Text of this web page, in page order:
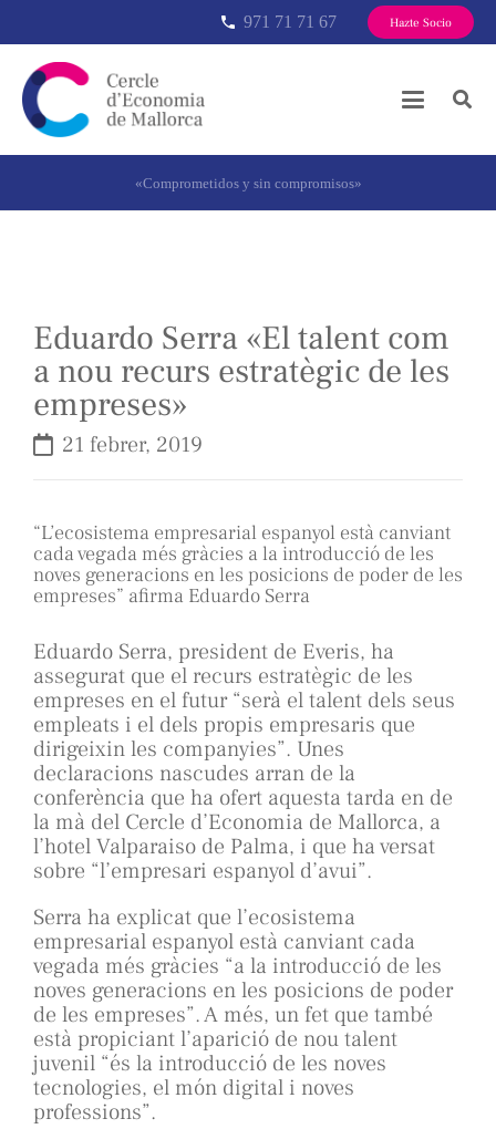
phone 971 71 71 67 Hazte Socio
«Comprometidos y sin compromisos»
Eduardo Serra «El talent com
a nou recurs estratègic de les
empreses»
21 febrer, 2019
“L’ecosistema empresarial espanyol està canviant
cada vegada més gràcies a la introducció de les
noves generacions en les posicions de poder de les
empreses” afirma Eduardo Serra
Eduardo Serra, president de Everis, ha
assegurat que el recurs estratègic de les
empreses en el futur “serà el talent dels seus
empleats i el dels propis empresaris que
dirigeixin les companyies”. Unes
declaracions nascudes arran de la
conferència que ha ofert aquesta tarda en de
la mà del Cercle d’Economia de Mallorca, a
l’hotel Valparaiso de Palma, i que ha versat
sobre “l’empresari espanyol d’avui”.
Serra ha explicat que l’ecosistema
empresarial espanyol està canviant cada
vegada més gràcies “a la introducció de les
noves generacions en les posicions de poder
de les empreses”. A més, un fet que també
està propiciant l’aparició de nou talent
juvenil “és la introducció de les noves
tecnologies, el món digital i noves
professions”.